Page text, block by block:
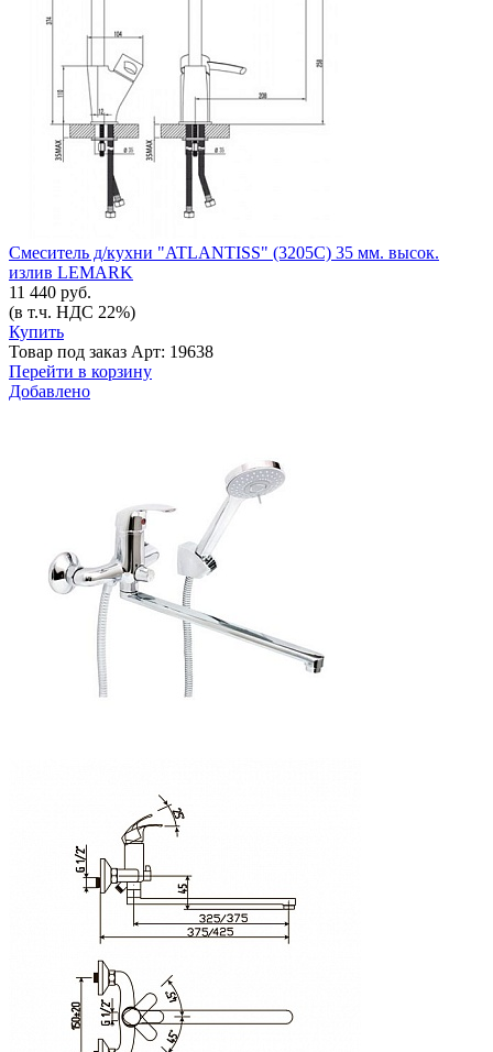
Смеситель д/кухни "ATLANTISS" (3205С) 35 мм. высок.
излив LEMARK
11 440 руб.
(в т.ч. НДС 22%)
Купить
Товар под заказ Арт: 19638
Перейти в корзину
Добавлено